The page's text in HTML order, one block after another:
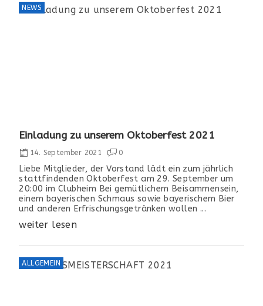
NEWS
Einladung zu unserem Oktoberfest 2021
14. September 2021 0
Liebe Mitglieder, der Vorstand lädt ein zum jährlich
stattfindenden Oktoberfest am 29. September um
20:00 im Clubheim Bei gemütlichem Beisammensein,
einem bayerischen Schmaus sowie bayerischem Bier
und anderen Erfrischungsgetränken wollen ...
weiter lesen
ALLGEMEIN